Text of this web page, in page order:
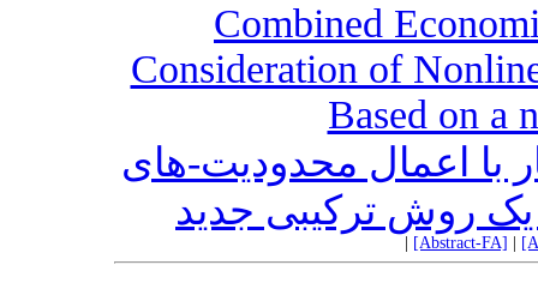
Combined
Consideration of
Based on a
با اعمال محدودیت-های
یک روش ترکیبی جدید
[Abstract-FA]